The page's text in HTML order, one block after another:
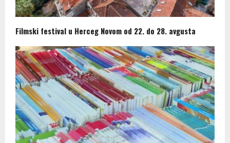
Filmski festival u Herceg Novom od 22. do 28. avgusta